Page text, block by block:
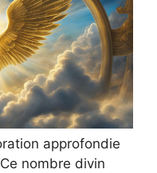
approfondie
nombre divin